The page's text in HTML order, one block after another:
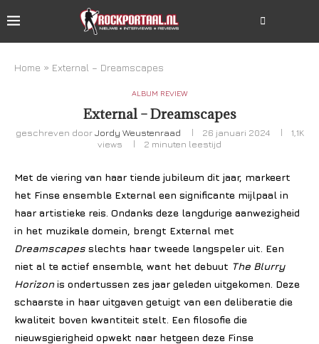
Home » External – Dreamscapes
ALBUM REVIEW
External – Dreamscapes
geschreven doorJordy Weustenraad 26 januari 2024
1,1K
views
2 minuten leestijd
Met de viering van haar tiende jubileum dit jaar, markeert
het Finse ensemble External een significante mijlpaal in
haar artistieke reis. Ondanks deze langdurige aanwezigheid
in het muzikale domein, brengt External met
Dreamscapes slechts haar tweede langspeler uit. Een
niet al te actief ensemble, want het debuut The Blurry
Horizonis ondertussen zes jaar geleden uitgekomen. Deze
schaarste in haar uitgaven getuigt van een deliberatie die
kwaliteit boven kwantiteit stelt. Een filosofie die
nieuwsgierigheid opwekt naar hetgeen deze Finse